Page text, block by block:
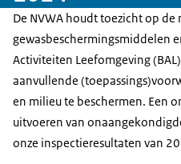
De NVWA houdt toezicht op de
gewasbeschermingsmiddelen
Activiteiten Leefomgeving
aanvullende
en milieu te beschermen. Een
uitvoeren van
onze inspectieresultaten van